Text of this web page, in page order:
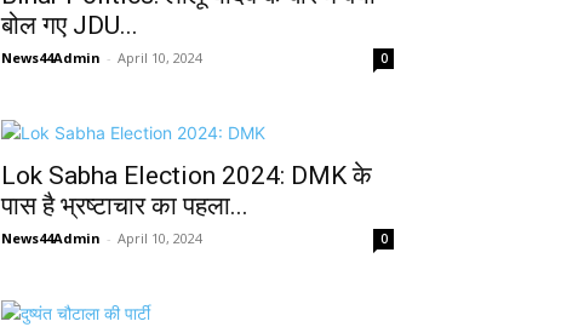
बोल गए JDU...
News44Admin - April 10, 2024 0
Lok Sabha Election 2024: DMK के
पास है भ्रष्टाचार का पहला...
News44Admin - April 10, 2024 0